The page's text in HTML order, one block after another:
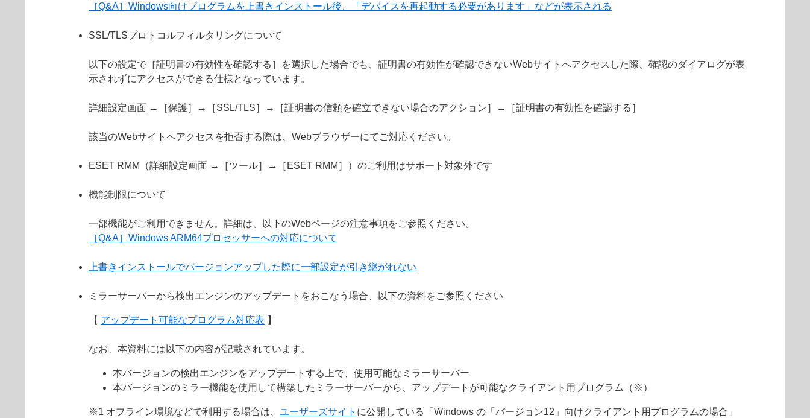
［Q&A］Windows向けプログラムを上書きインストール後、「デバイスを再起動する必要があります」などが表示される
SSL/TLSプロトコルフィルタリングについて
以下の設定で［証明書の有効性を確認する］を選択した場合でも、証明書の有効性が確認できないWebサイトへアクセスした際、確認のダイアログが表
示されずにアクセスができる仕様となっています。
詳細設定画面 →［保護］→［SSL/TLS］→［証明書の信頼を確立できない場合のアクション］→［証明書の有効性を確認する］
該当のWebサイトへアクセスを拒否する際は、Webブラウザーにてご対応ください。
ESET RMM（詳細設定画面 →［ツール］→［ESET RMM］）のご利用はサポート対象外です
機能制限について
一部機能がご利用できません。詳細は、以下のWebページの注意事項をご参照ください。
［Q&A］Windows ARM64プロセッサーへの対応について
上書きインストールでバージョンアップした際に一部設定が引き継がれない
ミラーサーバーから検出エンジンのアップデートをおこなう場合、以下の資料をご参照ください
【 アップデート可能なプログラム対応表 】
なお、本資料には以下の内容が記載されています。
本バージョンの検出エンジンをアップデートする上で、使用可能なミラーサーバー
本バージョンのミラー機能を使用して構築したミラーサーバーから、アップデートが可能なクライアント用プログラム（※）
※1 オフライン環境などで利用する場合は、 ユーザーズサイト に公開している「Windows の「バージョン12」向けクライアント用プログラムの場合」